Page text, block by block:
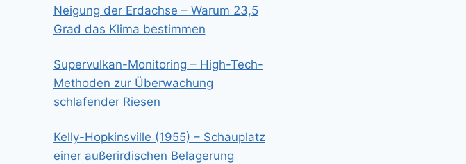
Neigung der Erdachse – Warum 23,5
Grad das Klima bestimmen
Supervulkan-Monitoring – High-Tech-
Methoden zur Überwachung
schlafender Riesen
Kelly-Hopkinsville (1955) – Schauplatz
einer außerirdischen Belagerung